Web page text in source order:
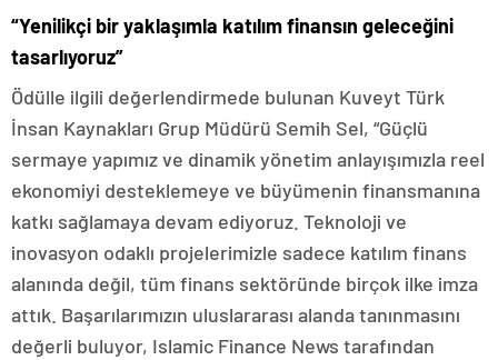
“Yenilikçi bir yaklaşımla katılım finansın geleceğini
tasarlıyoruz”
Ödülle ilgili değerlendirmede bulunan Kuveyt Türk
İnsan Kaynakları Grup Müdürü Semih Sel, “Güçlü
sermaye yapımız ve dinamik yönetim anlayışımızla reel
ekonomiyi desteklemeye ve büyümenin finansmanına
katkı sağlamaya devam ediyoruz. Teknoloji ve
inovasyon odaklı projelerimizle sadece katılım finans
alanında değil, tüm finans sektöründe birçok ilke imza
attık. Başarılarımızın uluslararası alanda tanınmasını
değerli buluyor, Islamic Finance News tarafından